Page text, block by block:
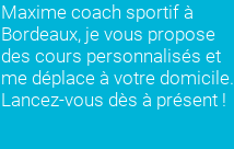
Maxime coach sportif à
Bordeaux, je vous propose
des cours personnalisés et
me déplace à votre domicile.
Lancez-vous dès à présent !